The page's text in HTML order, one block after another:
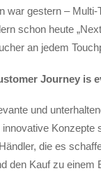
war gestern –
schon heute
an jedem
Journey is
und
innovative
die es
den Kauf zu einem